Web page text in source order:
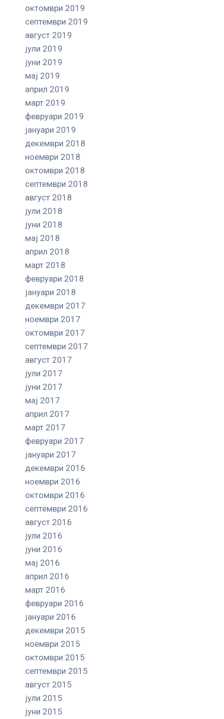
октомври 2019
септември 2019
август 2019
јули 2019
јуни 2019
мај 2019
април 2019
март 2019
февруари 2019
јануари 2019
декември 2018
ноември 2018
октомври 2018
септември 2018
август 2018
јули 2018
јуни 2018
мај 2018
април 2018
март 2018
февруари 2018
јануари 2018
декември 2017
ноември 2017
октомври 2017
септември 2017
август 2017
јули 2017
јуни 2017
мај 2017
април 2017
март 2017
февруари 2017
јануари 2017
декември 2016
ноември 2016
октомври 2016
септември 2016
август 2016
јули 2016
јуни 2016
мај 2016
април 2016
март 2016
февруари 2016
јануари 2016
декември 2015
ноември 2015
октомври 2015
септември 2015
август 2015
јули 2015
јуни 2015